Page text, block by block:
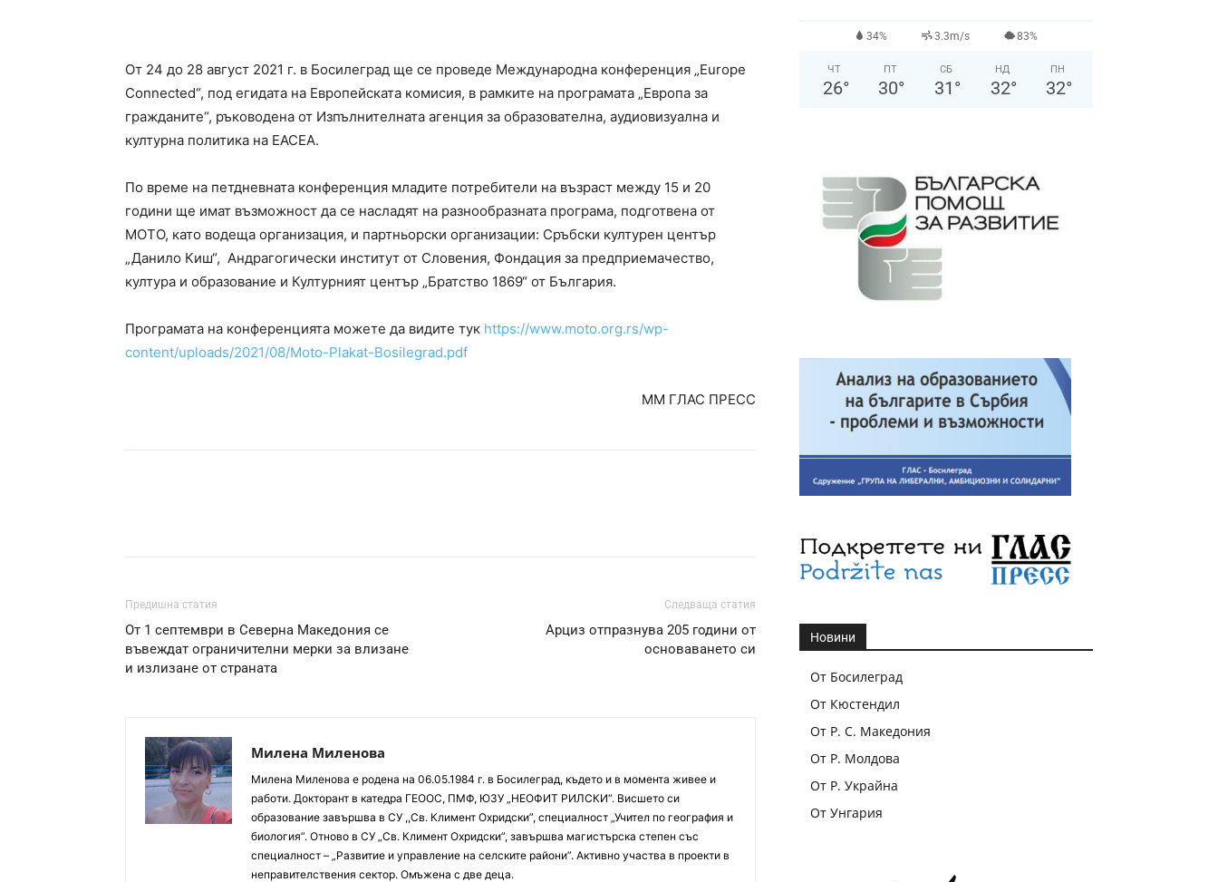
От 24 до 28 август 2021 г. в Босилеград ще се проведе Международна конференция „Europe
Connected“, под егидата на Европейската комисия, в рамките на програмата „Европа за
гражданите“, ръководена от Изпълнителната агенция за образователна, аудиовизуална и
културна политика на EACEA.
По време на петдневната конференция младите потребители на възраст между 15 и 20
години ще имат възможност да се насладят на разнообразната програма, подготвена от
MOTO, като водеща организация, и партньорски организации: Сръбски културен център
„Данило Киш“, Андрагогически институт от Словения, Фондация за предприемачество,
култура и образование и Културният център „Братство 1869“ от България.
Програмата на конференцията можете да видите тук https://www.moto.org.rs/wp-
content/uploads/2021/08/Moto-Plakat-Bosilegrad.pdf
ММ ГЛАС ПРЕСС
Предишна статия
От 1 септември в Северна Македония се
въвеждат ограничителни мерки за влизане
и излизане от страната
Следваща статия
Арциз отпразнува 205 години от
основаването си
Милена Миленова
Милена Миленова е родена на 06.05.1984 г. в Босилеград, където и в момента живее и
работи. Докторант в катедра ГЕООС, ПМФ, ЮЗУ „НЕОФИТ РИЛСКИ“. Висшето си
образование завършва в СУ ,,Св. Климент Охридски”, специалност „Учител по география и
биология”. Отново в СУ „Св. Климент Охридски”, завършва магистърска степен със
специалност – „Развитие и управление на селските райони”. Активно участва в проекти в
неправителствения сектор. Омъжена с две деца.
34% 3.3m/s 83%
ЧТ
26°
ПТ
30°
СБ
31 °
НД
32°
ПН
32°
Новини
От Босилеград
От Кюстендил
От Р. С. Македония
От Р. Молдова
От Р. Украйна
От Унгария